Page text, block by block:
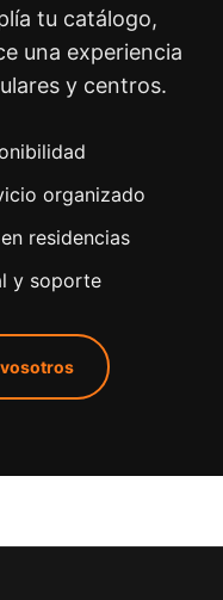
tu catálogo,
una experiencia
y centros.
organizado
residencias
y soporte